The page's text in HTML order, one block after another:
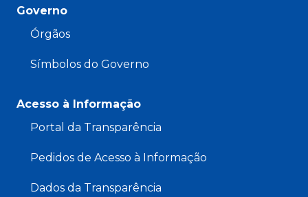
Governo
Órgãos
Símbolos do Governo
Acesso à Informação
Portal da Transparência
Pedidos de Acesso à Informação
Dados da Transparência